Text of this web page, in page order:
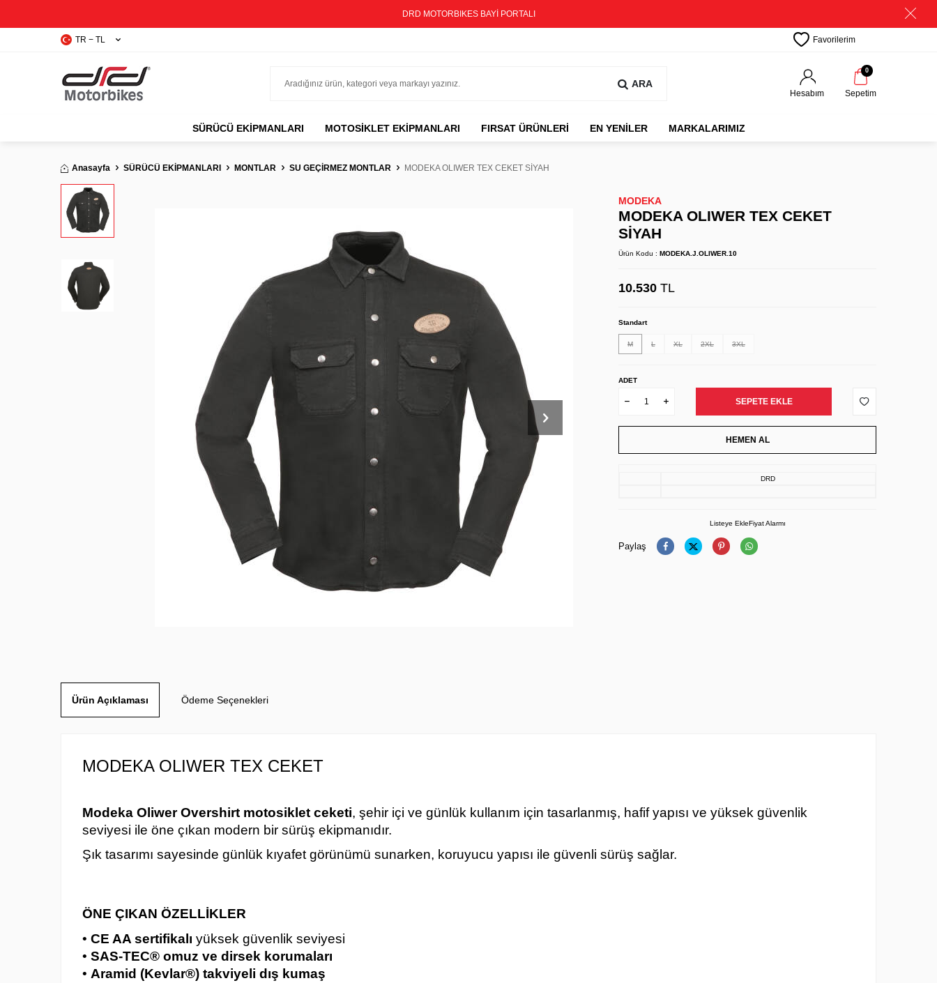
DRD MOTORBIKES BAYİ PORTALI
TR − TL Favorilerim
ARA
Hesabım
0
Sepetim
SÜRÜCÜ EKIPMANLARI MOTOSIKLET EKIPMANLARI FIRSAT ÜRÜNLERİ EN YENİLER MARKALARIMIZ
Anasayfa SÜRÜCÜ EKİPMANLARI MONTLAR SU GEÇİRMEZ MONTLAR MODEKA OLIWER TEX CEKET SİYAH
MODEKA
MODEKA OLIWER TEX CEKET
SİYAH
Ürün Kodu : MODEKA.J.OLIWER.10
10.530 TL
Standart
M L XL 2XL 3XL
ADET
SEPETE EKLE
HEMEN AL
DRD
Listeye EkleFiyat Alarmı
Paylaş
Ürün Açıklaması Ödeme Seçenekleri
MODEKA OLIWER TEX CEKET
Modeka Oliwer Overshirt motosiklet ceketi, şehir içi ve günlük kullanım için tasarlanmış, hafif yapısı ve yüksek güvenlik
seviyesi ile öne çıkan modern bir sürüş ekipmanıdır.
Şık tasarımı sayesinde günlük kıyafet görünümü sunarken, koruyucu yapısı ile güvenli sürüş sağlar.
ÖNE ÇIKAN ÖZELLİKLER
• CE AA sertifikalı yüksek güvenlik seviyesi
• SAS-TEC® omuz ve dirsek korumaları
• Aramid (Kevlar®) takviyeli dış kumaş